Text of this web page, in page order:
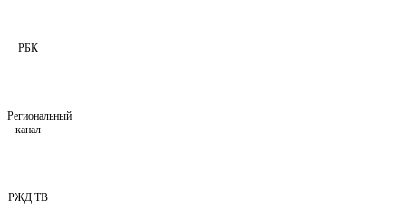
РБК
Региональный
канал
РЖД ТВ